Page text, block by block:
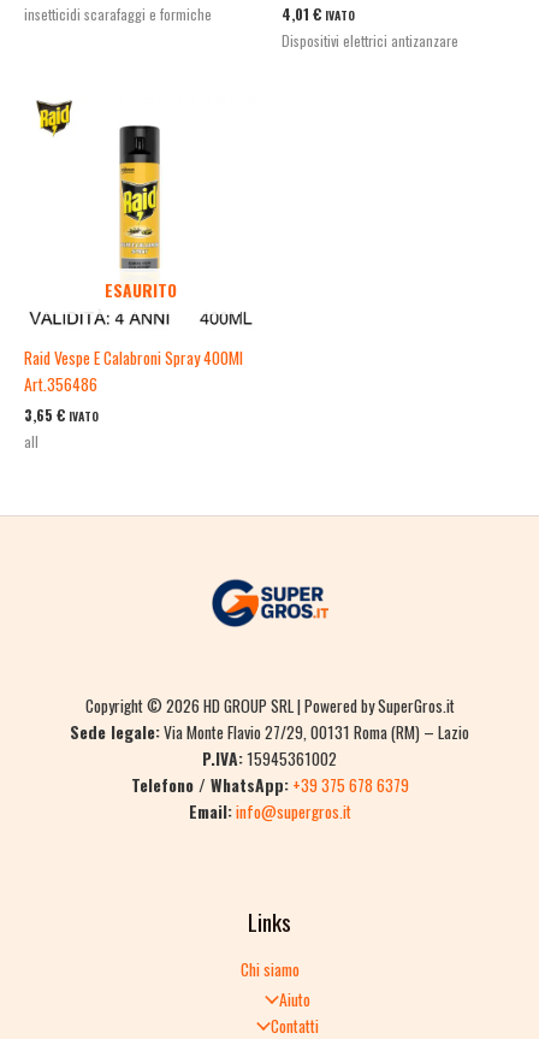
insetticidi scarafaggi e formiche 4,01 € IVATO
Dispositivi elettrici antizanzare
ESAURITO
Raid Vespe E Calabroni Spray 400Ml
Art.356486
3,65 € IVATO
all
Copyright © 2026 HD GROUP SRL | Powered by SuperGros.it
Sede legale:Via Monte Flavio 27/29, 00131 Roma (RM) – Lazio
P.IVA:15945361002
Telefono / WhatsApp: +39 375 678 6379
Email:info@supergros.it
Links
Chi siamo
Aiuto
Contatti